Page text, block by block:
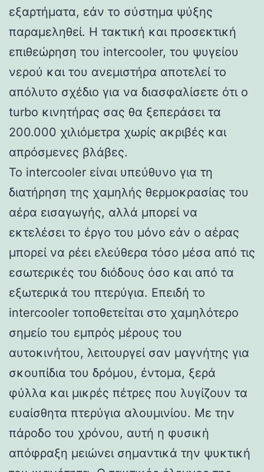
εξαρτήματα, εάν το σύστημα ψύξης
παραμεληθεί. Η τακτική και προσεκτική
επιθεώρηση του intercooler, του ψυγείου
νερού και του ανεμιστήρα αποτελεί το
απόλυτο σχέδιο για να διασφαλίσετε ότι ο
turbo κινητήρας σας θα ξεπεράσει τα
200.000 χιλιόμετρα χωρίς ακριβές και
απρόσμενες βλάβες.
Το intercooler είναι υπεύθυνο για τη
διατήρηση της χαμηλής θερμοκρασίας του
αέρα εισαγωγής, αλλά μπορεί να
εκτελέσει το έργο του μόνο εάν ο αέρας
μπορεί να ρέει ελεύθερα τόσο μέσα από τις
εσωτερικές του διόδους όσο και από τα
εξωτερικά του πτερύγια. Επειδή το
intercooler τοποθετείται στο χαμηλότερο
σημείο του εμπρός μέρους του
αυτοκινήτου, λειτουργεί σαν μαγνήτης για
σκουπίδια του δρόμου, έντομα, ξερά
φύλλα και μικρές πέτρες που λυγίζουν τα
ευαίσθητα πτερύγια αλουμινίου. Με την
πάροδο του χρόνου, αυτή η φυσική
απόφραξη μειώνει σημαντικά την ψυκτική